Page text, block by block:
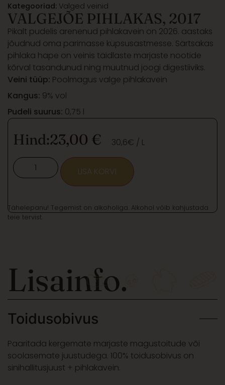
Kategooriad: Valged veinid
VALGEJÕE PIHLAKAS, 2017
Pikalt pudelis arenenud pihlakavein on 2026. aastaks
jõudnud oma parimasse küpsusastmesse. Särtsakas
pihlaka hape on veinis täidlaste marjaste nootide
kõrval tasandunud ning muutnud joogi digestiiviks.
Veini tüüp: Poolmagus valge pihlakavein
Kangus: 9% vol
Pudeli suurus: 0,75 l
Hind:23,00 € 30,6€ / L
LISA KORVI
Tähelepanu! Tegemist on alkoholiga. Alkohol võib kahjustada
teie tervist.
Lisainfo.
Toidusobivus
Paaritada kergemate marjaste magustoitude või
soolasemate juustudega. 100% toidusobivus on
sinihallitusjuust + pihlakavein.